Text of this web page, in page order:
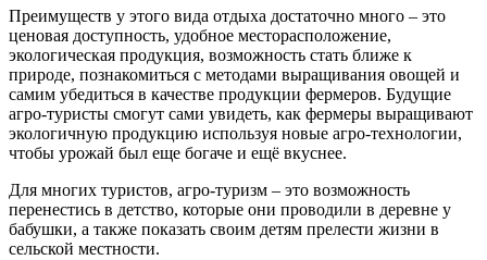
Преимуществ у этого вида отдыха достаточно много – это
ценовая доступность, удобное месторасположение,
экологическая продукция, возможность стать ближе к
природе, познакомиться с методами выращивания овощей и
самим убедиться в качестве продукции фермеров. Будущие
агро-туристы смогут сами увидеть, как фермеры выращивают
экологичную продукцию используя новые агро-технологии,
чтобы урожай был еще богаче и ещё вкуснее.
Для многих туристов, агро-туризм – это возможность
перенестись в детство, которые они проводили в деревне у
бабушки, а также показать своим детям прелести жизни в
сельской местности.